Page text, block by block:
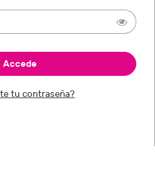
tu contraseña?